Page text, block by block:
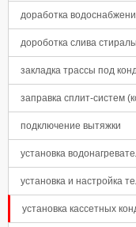
доработка
дороботка слива
закладка трассы под
заправка сплит-систем
подключение вытяжки
установка
установка и настройка
установка кассетных
Панель управления